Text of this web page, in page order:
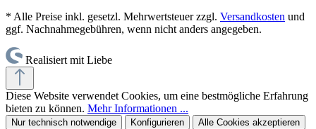
* Alle Preise inkl. gesetzl. Mehrwertsteuer zzgl. Versandkosten und
ggf. Nachnahmegebühren, wenn nicht anders angegeben.
Realisiert mit Liebe
Diese Website verwendet Cookies, um eine bestmögliche Erfahrung
bieten zu können. Mehr Informationen ...
Nur technisch notwendige Konfigurieren Alle Cookies akzeptieren